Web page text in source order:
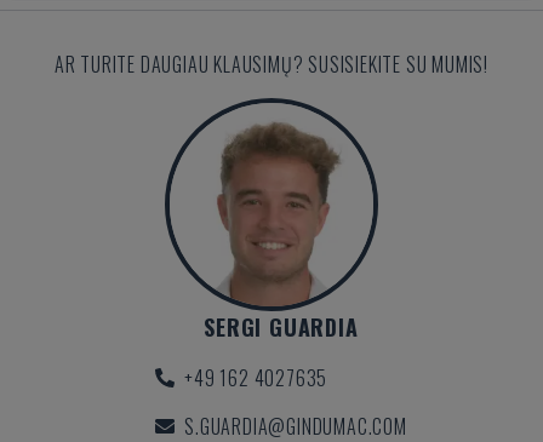
AR TURITE DAUGIAU KLAUSIMŲ? SUSISIEKITE SU MUMIS!
SERGI GUARDIA
+49 162 4027635
S.GUARDIA@GINDUMAC.COM